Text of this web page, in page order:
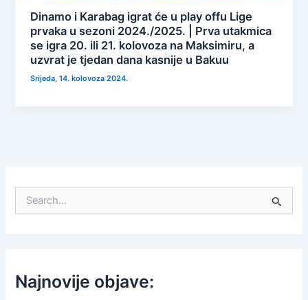
Dinamo i Karabag igrat će u play offu Lige
prvaka u sezoni 2024./2025. | Prva utakmica
se igra 20. ili 21. kolovoza na Maksimiru, a
uzvrat je tjedan dana kasnije u Bakuu
Srijeda, 14. kolovoza 2024.
f
oNajnovije objave: